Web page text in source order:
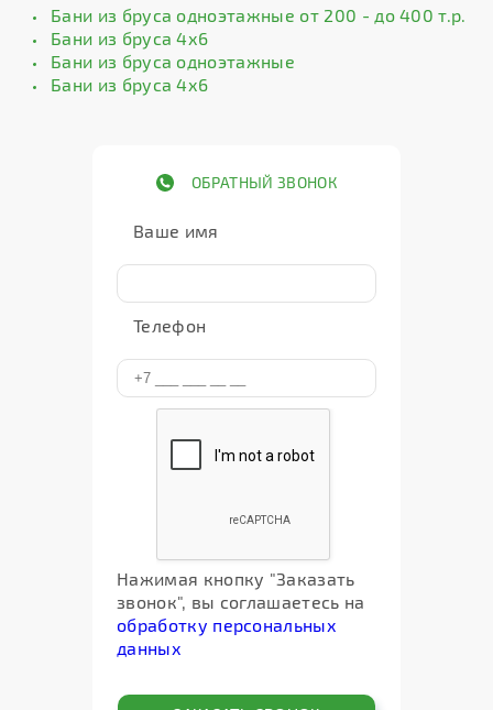
Бани из бруса одноэтажные от 200 - до 400 т.р.
Бани из бруса 4х6
Бани из бруса одноэтажные
Бани из бруса 4х6
ОБРАТНЫЙ ЗВОНОК
Ваше имя
Телефон
Нажимая кнопку "Заказать
звонок", вы соглашаетесь на
обработку персональных
данных